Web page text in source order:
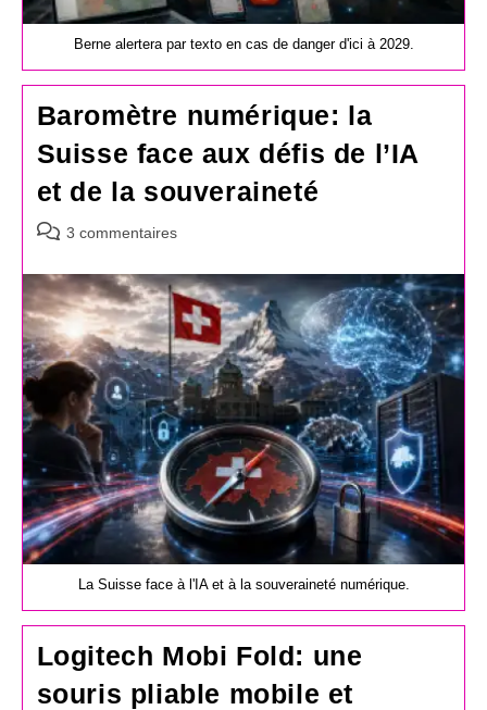
Berne alertera par texto en cas de danger d'ici à 2029.
Baromètre numérique: la
Suisse face aux défis de l’IA
et de la souveraineté
Commentaires
la
publication :
3 commentaires
La Suisse face à l'IA et à la souveraineté numérique.
Logitech Mobi Fold: une
souris pliable mobile et